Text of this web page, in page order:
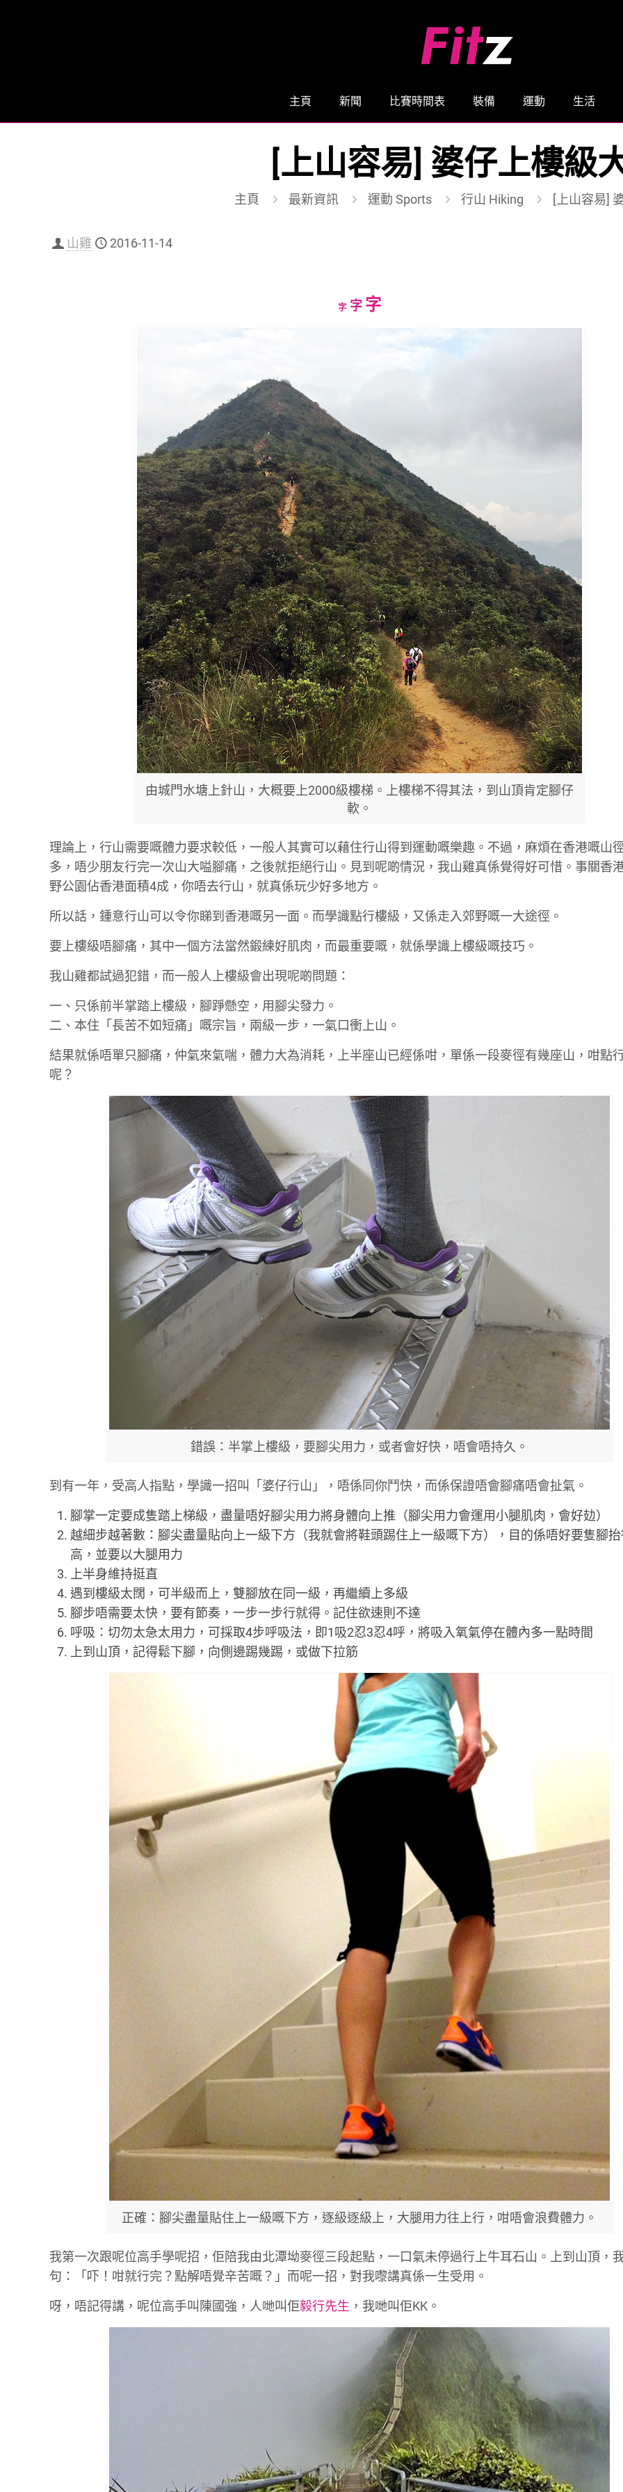
主頁 新聞 比賽時間表 裝備 運動 生活
[上山容易] 婆仔上樓級
主頁 最新資訊 運動 Sports 行山 Hiking [上山容易]
山雞 2016-11-14
字Decrease
字Reset
字Increase
font
size.
由城門水塘上針山，大概要上2000級樓梯。上樓梯不得其法，到山頂肯定腳仔
軟。
理論上，行山需要嘅體力要求較低，一般人其實可以藉住行山得到運動嘅樂趣。不過，麻煩在香港嘅山
多，唔少朋友行完一次山大嗌腳痛，之後就拒絕行山。見到呢啲情況，我山雞真係覺得好可惜。事關香
野公園佔香港面積4成，你唔去行山，就真係玩少好多地方。
所以話，鍾意行山可以令你睇到香港嘅另一面。而學識點行樓級，又係走入郊野嘅一大途徑。
要上樓級唔腳痛，其中一個方法當然鍛練好肌肉，而最重要嘅，就係學識上樓級嘅技巧。
我山雞都試過犯錯，而一般人上樓級會出現呢啲問題：
一、只係前半掌踏上樓級，腳踭懸空，用腳尖發力。
二、本住「長苦不如短痛」嘅宗旨，兩級一步，一氣口衝上山。
結果就係唔單只腳痛，仲氣來氣喘，體力大為消耗，上半座山已經係咁，單係一段麥徑有幾座山，咁點
呢？
錯誤：半掌上樓級，要腳尖用力，或者會好快，唔會唔持久。
到有一年，受高人指點，學識一招叫「婆仔行山」，唔係同你鬥快，而係保證唔會腳痛唔會扯氣。
腳掌一定要成隻踏上梯級，盡量唔好腳尖用力將身體向上推（腳尖用力會運用小腿肌肉，會好攰）
越細步越著數：腳尖盡量貼向上一級下方（我就會將鞋頭踢住上一級嘅下方），目的係唔好要隻腳
高，並要以大腿用力
上半身維持挺直
遇到樓級太闊，可半級而上，雙腳放在同一級，再繼續上多級
腳步唔需要太快，要有節奏，一步一步行就得。記住欲速則不達
呼吸：切勿太急太用力，可採取4步呼吸法，即1吸2忍3忍4呼，將吸入氧氣停在體內多一點時間
上到山頂，記得鬆下腳，向側邊踢幾踢，或做下拉筋
正確：腳尖盡量貼住上一級嘅下方，逐級逐級上，大腿用力往上行，咁唔會浪費體力。
我第一次跟呢位高手學呢招，佢陪我由北潭坳麥徑三段起點，一口氣未停過行上牛耳石山。上到山頂，
句：「吓！咁就行完？點解唔覺辛苦嘅？」而呢一招，對我嚟講真係一生受用。
呀，唔記得講，呢位高手叫陳國強，人哋叫佢毅行先生 ，我哋叫佢KK。